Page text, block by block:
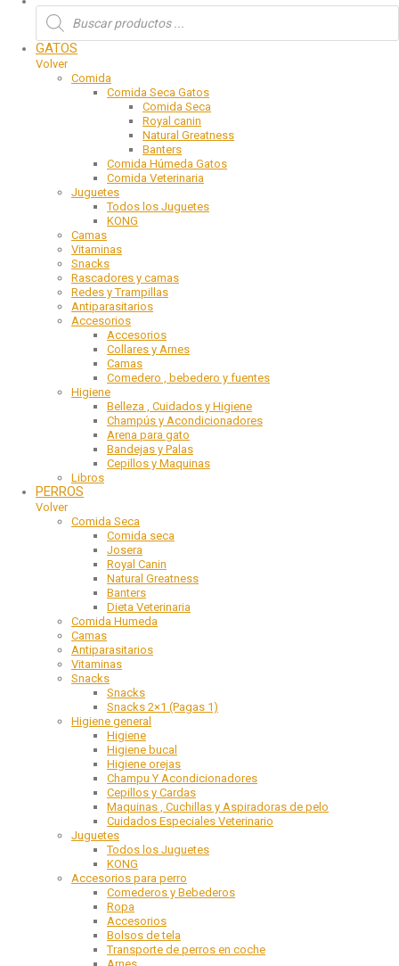
GATOS
Volver
Comida
Comida Seca Gatos
Comida Seca
Royal canin
Natural Greatness
Banters
Comida Húmeda Gatos
Comida Veterinaria
Juguetes
Todos los Juguetes
KONG
Camas
Vitaminas
Snacks
Rascadores y camas
Redes y Trampillas
Antiparasitarios
Accesorios
Accesorios
Collares y Arnes
Camas
Comedero , bebedero y fuentes
Higiene
Belleza , Cuidados y Higiene
Champús y Acondicionadores
Arena para gato
Bandejas y Palas
Cepillos y Maquinas
Libros
PERROS
Volver
Comida Seca
Comida seca
Josera
Royal Canin
Natural Greatness
Banters
Dieta Veterinaria
Comida Humeda
Camas
Antiparasitarios
Vitaminas
Snacks
Snacks
Snacks 2×1 (Pagas 1)
Higiene general
Higiene
Higiene bucal
Higiene orejas
Champu Y Acondicionadores
Cepillos y Cardas
Maquinas , Cuchillas y Aspiradoras de pelo
Cuidados Especiales Veterinario
Juguetes
Todos los Juguetes
KONG
Accesorios para perro
Comederos y Bebederos
Ropa
Accesorios
Bolsos de tela
Transporte de perros en coche
Arnes